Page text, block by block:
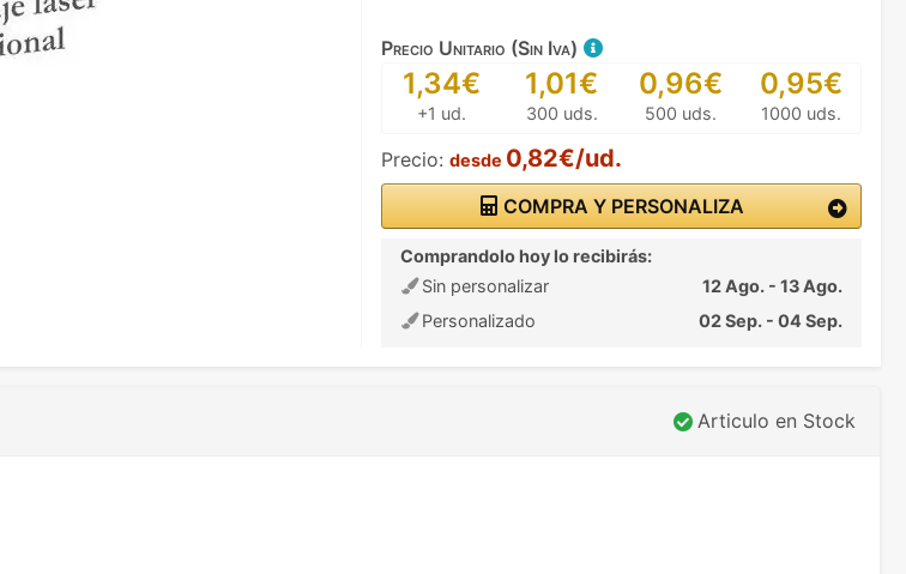
Precio Unitario (Sin Iva)
1,34€
+1 ud.
1,01€
300 uds.
0,96€
500 uds.
0,95€
1000 uds.
Precio: desde 0,82€/ud.
COMPRA Y PERSONALIZA
Comprandolo hoy lo recibirás:
Sin personalizar
12 Ago. - 13 Ago.
Personalizado
02 Sep. - 04 Sep.
Articulo en Stock